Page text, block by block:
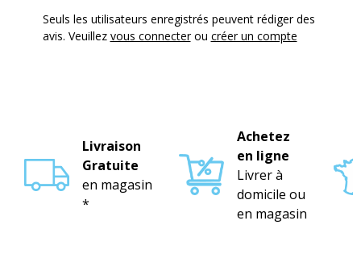
Seuls les utilisateurs enregistrés peuvent rédiger des
avis. Veuillez vous connecterou créer un compte
Livraison
Gratuite
en magasin
*
Achetez
en ligne
Livrer à
domicile ou
en magasin